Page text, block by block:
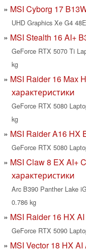
MSI Cyborg 17
UHD Graphics Xe G4
MSI Stealth 16 AI+
GeForce RTX 5070 Ti
kg
MSI Raider 16 Max
характеристики
GeForce RTX 5080
kg
MSI Raider A16 HX
GeForce RTX 5080
MSI Claw 8 EX AI+
характеристики
Arc B390 Panther Lake
0.786 kg
MSI Raider 16 HX
GeForce RTX 5090
MSI Vector 18 HX